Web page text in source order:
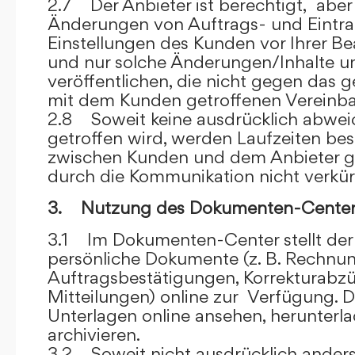
2.7 Der Anbieter ist berechtigt,
Änderungen von Auftrags- und
Einstellungen des Kunden vor Ihrer
und nur solche Änderungen/Inhalte
veröffentlichen, die nicht gegen das
mit dem Kunden getroffenen
2.8 Soweit keine ausdrücklich
getroffen wird, werden Laufzeiten
zwischen Kunden und dem Anbieter
durch die Kommunikation nicht
3. Nutzung des Dokumenten-
3.1 Im Dokumenten-Center stellt
persönliche Dokumente (z. B.
Auftragsbestätigungen,
Mitteilungen) online zur Verfügung.
Unterlagen online ansehen,
archivieren.